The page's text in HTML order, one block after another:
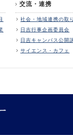
交流・連携
社会・地域連携の取
日吉行事企画委員会
日吉キャンパス公開
サイエンス・カフェ